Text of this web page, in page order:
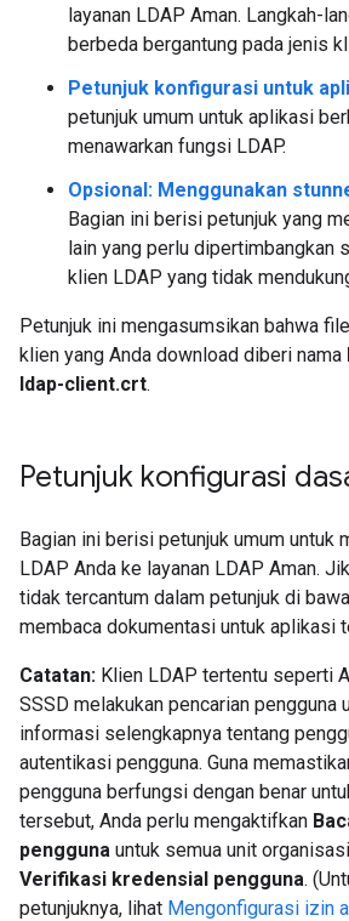
layanan LDAP Aman. Langkah-
berbeda bergantung pada jenis
Petunjuk konfigurasi untuk
petunjuk umum untuk aplikasi
menawarkan fungsi LDAP.
Opsional: Menggunakan
Bagian ini berisi petunjuk yang
lain yang perlu dipertimbangkan
klien LDAP yang tidak
Petunjuk ini mengasumsikan bahwa
klien yang Anda download diberi nama
ldap-client.crt.
Petunjuk konfigurasi
Bagian ini berisi petunjuk umum untuk
LDAP Anda ke layanan LDAP Aman.
tidak tercantum dalam petunjuk di
membaca dokumentasi untuk aplikasi
Catatan: Klien LDAP tertentu seperti
SSSD melakukan pencarian pengguna
informasi selengkapnya tentang
autentikasi pengguna. Guna
pengguna berfungsi dengan benar
tersebut, Anda perlu mengaktifkan
pengguna untuk semua unit
Verifikasi kredensial pengguna.
petunjuknya, lihat Mengonfigurasi izin